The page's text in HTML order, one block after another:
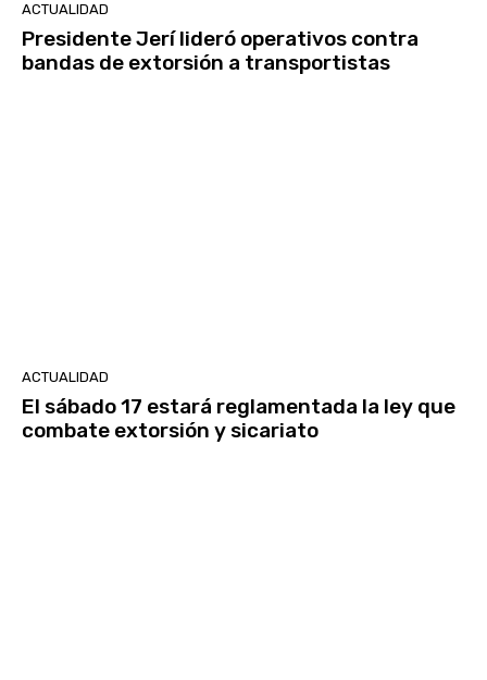
ACTUALIDAD
Presidente Jerí lideró operativos contra
bandas de extorsión a transportistas
ACTUALIDAD
El sábado 17 estará reglamentada la ley que
combate extorsión y sicariato